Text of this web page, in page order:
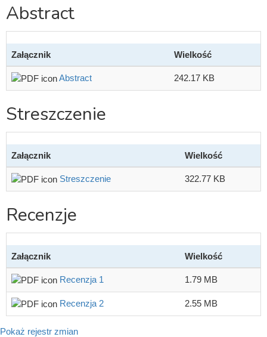
Abstract
Załącznik Wielkość
Abstract 242.17 KB
Streszczenie
Załącznik Wielkość
Streszczenie 322.77 KB
Recenzje
Załącznik Wielkość
Recenzja 1 1.79 MB
Recenzja 2 2.55 MB
Pokaż rejestr zmian